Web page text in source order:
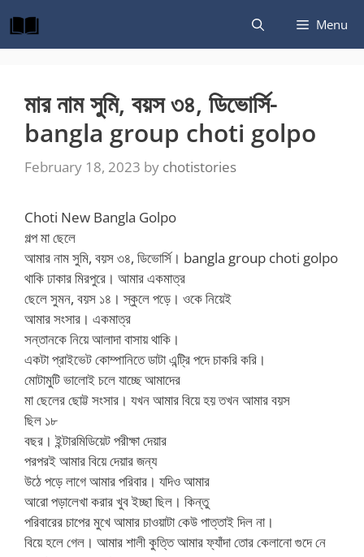
to
content
Menu
মার নাম সুমি, বয়স ৩৪, ডিভোর্সি-
bangla group choti golpo
February 18, 2023 by chotistories
Choti New Bangla Golpo
গল্প মা ছেলে
আমার নাম সুমি, বয়স ৩৪, ডিভোর্সি। bangla group choti golpo
থাকি ঢাকার মিরপুরে। আমার একমাত্র
ছেলে সুমন, বয়স ১৪। স্কুলে পড়ে। ওকে নিয়েই
আমার সংসার। একমাত্র
সন্তানকে নিয়ে আলাদা বাসায় থাকি।
একটা প্রাইভেট কোম্পানিতে ডাটা এন্ট্রি পদে চাকরি করি।
মোটামুটি ভালোই চলে যাচ্ছে আমাদের
মা ছেলের ছোট্ট সংসার। যখন আমার বিয়ে হয় তখন আমার বয়স
ছিল ১৮
বছর। ইন্টারমিডিয়েট পরীক্ষা দেয়ার
পরপরই আমার বিয়ে দেয়ার জন্য
উঠে পড়ে লাগে আমার পরিবার। যদিও আমার
আরো পড়ালেখা করার খুব ইচ্ছা ছিল। কিন্তু
পরিবারের চাপের মুখে আমার চাওয়াটা কেউ পাত্তাই দিল না।
বিয়ে হলে গেল। আমার শালী কুত্তি আমার ফ্যাঁদা তোর কেলানো গুদে নে